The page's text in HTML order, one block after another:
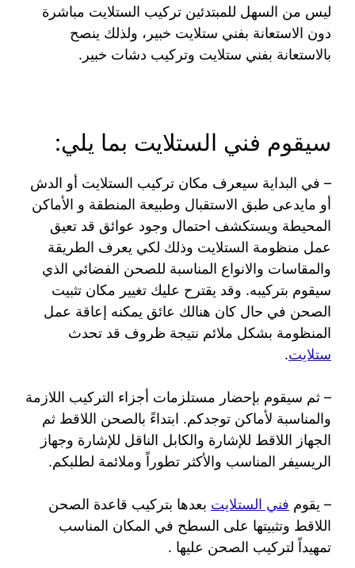
ليس من السهل للمبتدئين تركيب الستلايت مباشرة
دون الاستعانة بفني ستلايت خبير، ولذلك ينصح
بالاستعانة بفني ستلايت وتركيب دشات خبير.
سيقوم فني الستلايت بما يلي:
– في البداية سيعرف مكان تركيب الستلايت أو الدش
أو مايدعى طبق الاستقبال وطبيعة المنطقة و الأماكن
المحيطة ويستكشف احتمال وجود عوائق قد تعيق
عمل منظومة الستلايت وذلك لكي يعرف الطريقة
والمقاسات والانواع المناسبة للصحن الفضائي الذي
سيقوم بتركيبه. وقد يقترح عليك تغيير مكان تثبيت
الصحن في حال كان هنالك عائق يمكنه إعاقة عمل
المنظومة بشكل ملائم نتيجة ظروف قد تحدث
ستلايت.
– ثم سيقوم بإحضار مستلزمات أجزاء التركيب اللازمة
والمناسبة لأماكن توجدكم. ابتداءً بالصحن اللاقط ثم
الجهاز اللاقط للإشارة والكابل الناقل للإشارة وجهاز
الريسيفر المناسب والأكثر تطوراً وملائمة لطلبكم.
– يقوم فني الستلايت بعدها بتركيب قاعدة الصحن
اللاقط وتثبيتها على السطح في المكان المناسب
تمهيداً لتركيب الصحن عليها .